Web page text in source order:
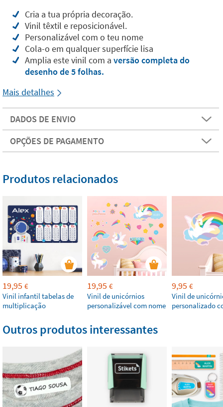
Cria a tua própria decoração.
Vinil têxtil e reposicionável.
Personalizável com o teu nome
Cola-o em qualquer superfície lisa
Amplia este vinil com a versão completa do
desenho de 5 folhas.
Mais detalhes
DADOS DE ENVIO
OPÇÕES DE PAGAMENTO
Produtos relacionados
19,95 €
Vinil infantil tabelas de
multiplicação
19,95 €
Vinil de unicórnios
personalizável com nome
9,95 €
Vinil de
personalizado
Outros produtos interessantes